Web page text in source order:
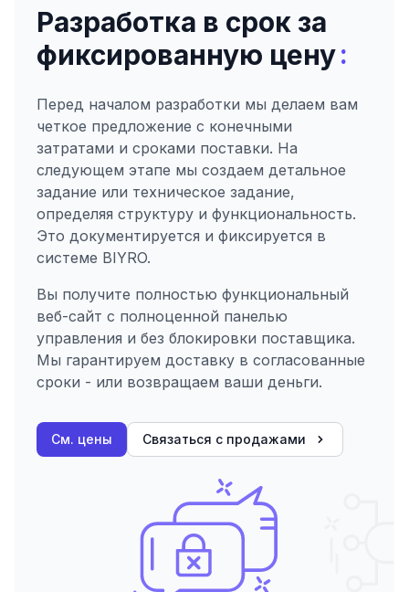
Разработка в срок за
фиксированную цену:
Перед началом разработки мы делаем вам
четкое предложение с конечными
затратами и сроками поставки. На
следующем этапе мы создаем детальное
задание или техническое задание,
определяя структуру и функциональность.
Это документируется и фиксируется в
системе BIYRO.
Вы получите полностью функциональный
веб-сайт с полноценной панелью
управления и без блокировки поставщика.
Мы гарантируем доставку в согласованные
сроки - или возвращаем ваши деньги.
См. цены Связаться с продажами